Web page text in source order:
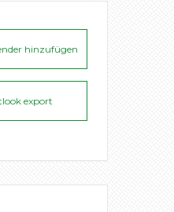
hinzufügen
export